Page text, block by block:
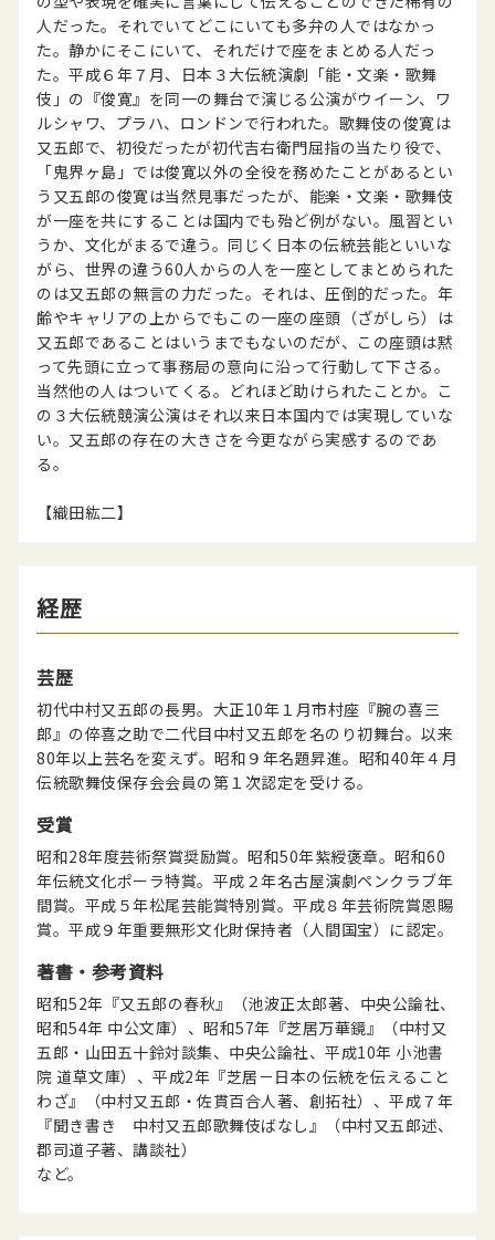
人だった。それでいてどこにいても多弁の人ではなかっ
た。静かにそこにいて、それだけで座をまとめる人だっ
た。平成６年７月、日本３大伝統演劇「能・文楽・歌舞
伎」の『俊寛』を同一の舞台で演じる公演がウイーン、ワ
ルシャワ、プラハ、ロンドンで行われた。歌舞伎の俊寛は
又五郎で、初役だったが初代吉右衛門屈指の当たり役で、
「鬼界ヶ島」では俊寛以外の全役を務めたことがあるとい
う又五郎の俊寛は当然見事だったが、能楽・文楽・歌舞伎
が一座を共にすることは国内でも殆ど例がない。風習とい
うか、文化がまるで違う。同じく日本の伝統芸能といいな
がら、世界の違う60人からの人を一座としてまとめられた
のは又五郎の無言の力だった。それは、圧倒的だった。年
齢やキャリアの上からでもこの一座の座頭（ざがしら）は
又五郎であることはいうまでもないのだが、この座頭は黙
って先頭に立って事務局の意向に沿って行動して下さる。
当然他の人はついてくる。どれほど助けられたことか。こ
の３大伝統競演公演はそれ以来日本国内では実現していな
い。又五郎の存在の大きさを今更ながら実感するのであ
る。
【織田紘二】
経歴
芸歴
初代中村又五郎の長男。大正10年１月市村座『腕の喜三
郎』の倅喜之助で二代目中村又五郎を名のり初舞台。以来
80年以上芸名を変えず。昭和９年名題昇進。昭和40年４月
伝統歌舞伎保存会会員の第１次認定を受ける。
受賞
昭和28年度芸術祭賞奨励賞。昭和50年紫綬褒章。昭和60
年伝統文化ポーラ特賞。平成２年名古屋演劇ペンクラブ年
間賞。平成５年松尾芸能賞特別賞。平成８年芸術院賞恩賜
賞。平成９年重要無形文化財保持者（人間国宝）に認定。
著書・参考資料
昭和52年『又五郎の春秋』（池波正太郎著、中央公論社、
昭和54年 中公文庫）、昭和57年『芝居万華鏡』（中村又
五郎・山田五十鈴対談集、中央公論社、平成10年 小池書
院 道草文庫）、平成2年『芝居－日本の伝統を伝えること
わざ』（中村又五郎・佐貫百合人著、創拓社）、平成７年
『聞き書き 中村又五郎歌舞伎ばなし』（中村又五郎述、
郡司道子著、講談社）
など。